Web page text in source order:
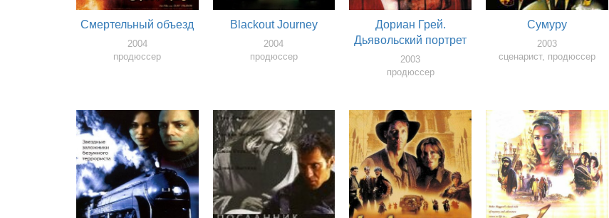
Смертельный объезд
2004
продюссер
Blackout Journey
2004
продюссер
Дориан Грей.
Дьявольский портрет
2003
продюссер
Сумуру
2003
сценарист, продюссер